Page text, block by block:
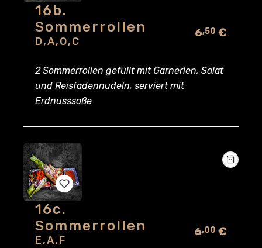
to
16b.
Sommerrollen
D,A,O,C
2 Sommerrollen gefüllt mit Garnerlen, Salat
und Reisfadennudeln, serviert mit
Erdnusssoße
6,50 €
to
16c.
Sommerrollen
E,A,F
6,00 €